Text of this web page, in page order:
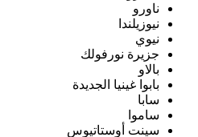
ناورو
نيوزيلندا
نيوي
جزيرة نورفولك
بالاو
بابوا غينيا الجديدة
سابا
ساموا
سينت أوستاتيوس